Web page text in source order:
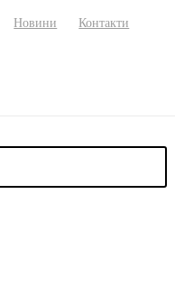
Новини Контакти